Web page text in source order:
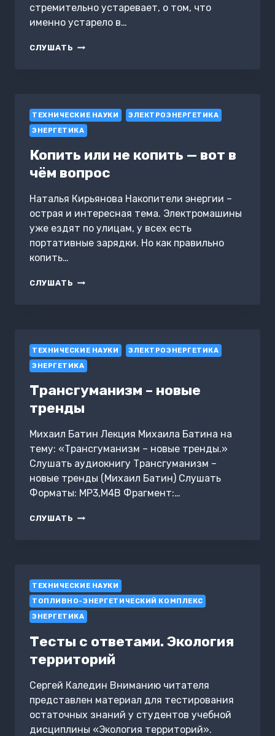
стремительно устаревает, о том, что
именно устарело в…
СЛУШАТЬ ФУНДАМЕНТАЛЬНЫЕ
ТЕХНИЧЕСКИЕ НАУКИ
ЭЛЕКТРОЭНЕРГЕТИКА
ЭНЕРГЕТИКА
Копить или не копить — вот в
чём вопрос
Наталья Кирьянова Накопители энергии –
острая и интересная тема. Электромашины
уже ездят по улицам, у всех есть
портативные зарядки. Но как правильно
копить…
СЛУШАТЬ КОПИТЬ
В
ЧЁМ
ВОПРОС
ТЕХНИЧЕСКИЕ НАУКИ
ЭЛЕКТРОЭНЕРГЕТИКА
ЭНЕРГЕТИКА
Трансгуманизм – новые
тренды
Михаил Батин Лекция Михаила Батина на
тему: «Трансгуманизм – новые тренды.»
Слушать аудиокнигу Трансгуманизм –
новые тренды (Михаил Батин) Слушать
Форматы: MP3,M4B Фрагмент:…
СЛУШАТЬ ТРАНСГУМАНИЗМ
ТЕХНИЧЕСКИЕ НАУКИ
ТОПЛИВНО-ЭНЕРГЕТИЧЕСКИЙ КОМПЛЕКС
ЭНЕРГЕТИКА
Тесты с ответами. Экология
территорий
Сергей Каледин Вниманию читателя
представлен материал для тестирования
остаточных знаний у студентов учебной
дисциплины «Экология территорий».